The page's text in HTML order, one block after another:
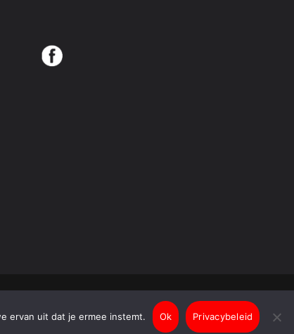
ervan uit dat je ermee instemt. Ok Privacybeleid